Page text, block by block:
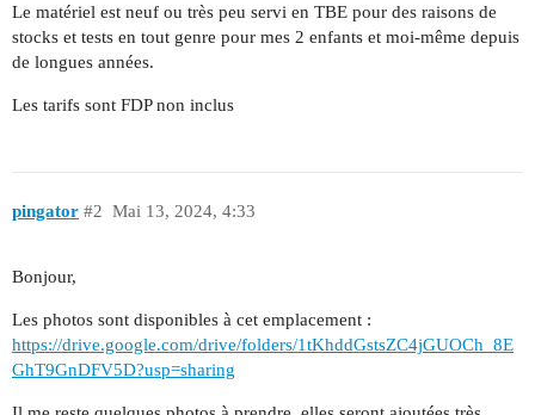
Le matériel est neuf ou très peu servi en TBE pour des raisons de
stocks et tests en tout genre pour mes 2 enfants et moi-même depuis
de longues années.
Les tarifs sont FDP non inclus
pingator Mai 13, 2024, 4:33
#2
Bonjour,
Les photos sont disponibles à cet emplacement :
https://drive.google.com/drive/folders/1tKhddGstsZC4jGUOCh_8E
GhT9GnDFV5D?usp=sharing